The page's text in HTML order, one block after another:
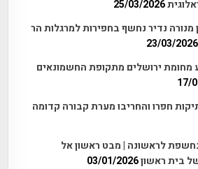
25/03/2026
מנורה נדיר נחשף בחפירות למרגלות הר
23/03/2026
ירושלים מתקופת החשמונאים
17/
חפרו והחריבו מערת קבורה קדומה
לראשונה | מבט ראשון אל
בית ראשון03/01/2026